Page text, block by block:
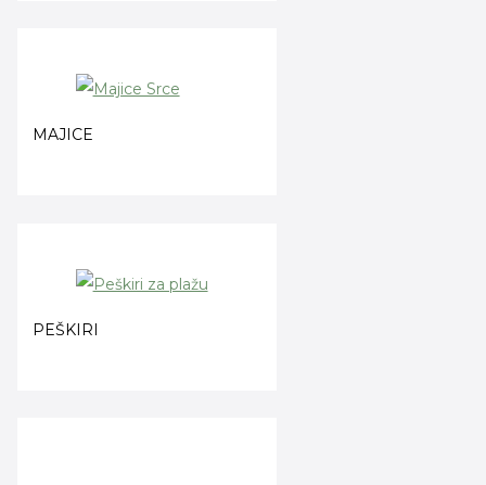
MAJICE
PEŠKIRI